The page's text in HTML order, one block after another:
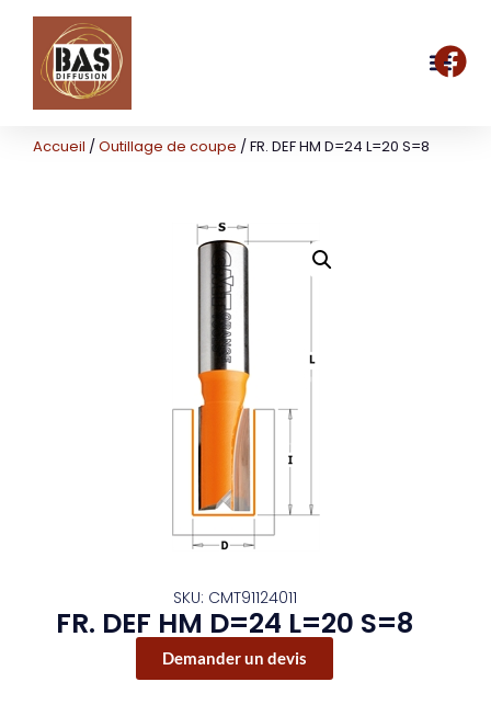
Accueil /Outillage de coupe / FR. DEF HM D=24 L=20 S=8
SKU: CMT91124011
FR. DEF HM D=24 L=20 S=8
Demander un devis